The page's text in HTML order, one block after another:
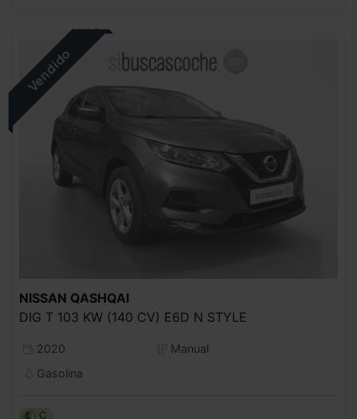
NISSAN QASHQAI
DIG T 103 KW (140 CV) E6D N STYLE
2020
Manual
Gasolina
C